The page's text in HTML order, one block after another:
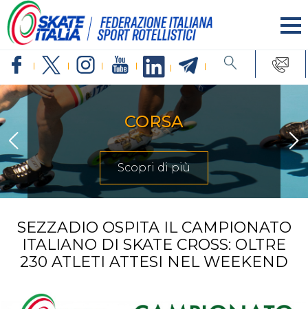
INLINE
SEZZADIO OSPITA IL CAMPIONATO
ITALIANO DI SKATE CROSS: OLTRE
230 ATLETI ATTESI NEL WEEKEND